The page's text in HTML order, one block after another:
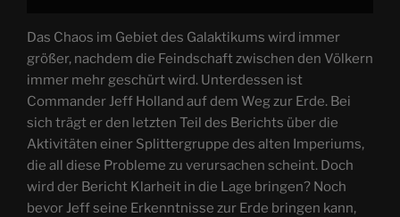
Das Chaos im Gebiet des Galaktikums wird immer
größer, nachdem die Feindschaft zwischen den Völkern
immer mehr geschürt wird. Unterdessen ist
Commander Jeff Holland auf dem Weg zur Erde. Bei
sich trägt er den letzten Teil des Berichts über die
Aktivitäten einer Splittergruppe des alten Imperiums,
die all diese Probleme zu verursachen scheint. Doch
wird der Bericht Klarheit in die Lage bringen? Noch
bevor Jeff seine Erkenntnisse zur Erde bringen kann,